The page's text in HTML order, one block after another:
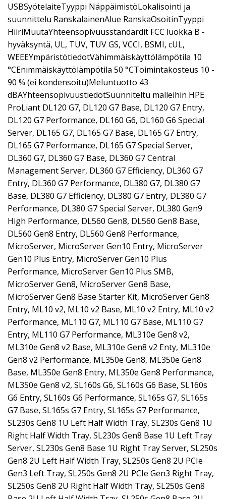
USBSyötelaiteTyyppi NäppäimistöLokalisointi ja
suunnittelu RanskalainenAlue RanskaOsoitinTyyppi
HiiriMuutaYhteensopivuusstandardit FCC luokka B -
hyväksyntä, UL, TUV, TUV GS, VCCI, BSMI, cUL,
WEEEYmpäristötiedotVähimmäiskäyttölämpötila 10
°CEnimmäiskäyttölämpötila 50 °CToimintakosteus 10 -
90 % (ei kondensoitu)Meluntuotto 43
dBAYhteensopivuustiedotSuunniteltu malleihin HPE
ProLiant DL120 G7, DL120 G7 Base, DL120 G7 Entry,
DL120 G7 Performance, DL160 G6, DL160 G6 Special
Server, DL165 G7, DL165 G7 Base, DL165 G7 Entry,
DL165 G7 Performance, DL165 G7 Special Server,
DL360 G7, DL360 G7 Base, DL360 G7 Central
Management Server, DL360 G7 Efficiency, DL360 G7
Entry, DL360 G7 Performance, DL380 G7, DL380 G7
Base, DL380 G7 Efficiency, DL380 G7 Entry, DL380 G7
Performance, DL380 G7 Special Server, DL380 Gen9
High Performance, DL560 Gen8, DL560 Gen8 Base,
DL560 Gen8 Entry, DL560 Gen8 Performance,
MicroServer, MicroServer Gen10 Entry, MicroServer
Gen10 Plus Entry, MicroServer Gen10 Plus
Performance, MicroServer Gen10 Plus SMB,
MicroServer Gen8, MicroServer Gen8 Base,
MicroServer Gen8 Base Starter Kit, MicroServer Gen8
Entry, ML10 v2, ML10 v2 Base, ML10 v2 Entry, ML10 v2
Performance, ML110 G7, ML110 G7 Base, ML110 G7
Entry, ML110 G7 Performance, ML310e Gen8 v2,
ML310e Gen8 v2 Base, ML310e Gen8 v2 Enty, ML310e
Gen8 v2 Performance, ML350e Gen8, ML350e Gen8
Base, ML350e Gen8 Entry, ML350e Gen8 Performance,
ML350e Gen8 v2, SL160s G6, SL160s G6 Base, SL160s
G6 Entry, SL160s G6 Performance, SL165s G7, SL165s
G7 Base, SL165s G7 Entry, SL165s G7 Performance,
SL230s Gen8 1U Left Half Width Tray, SL230s Gen8 1U
Right Half Width Tray, SL230s Gen8 Base 1U Left Tray
Server, SL230s Gen8 Base 1U Right Tray Server, SL250s
Gen8 2U Left Half Width Tray, SL250s Gen8 2U PCIe
Gen3 Left Tray, SL250s Gen8 2U PCIe Gen3 Right Tray,
SL250s Gen8 2U Right Half Width Tray, SL250s Gen8